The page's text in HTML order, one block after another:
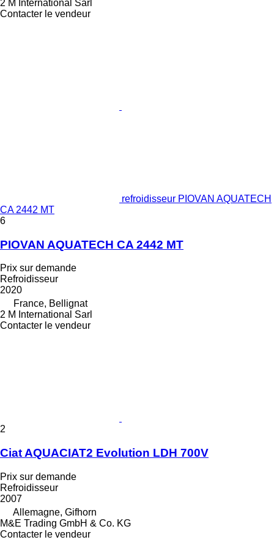
2 M International Sarl
Contacter le vendeur
refroidisseur PIOVAN AQUATECH
CA 2442 MT
6
PIOVAN AQUATECH CA 2442 MT
Prix sur demande
Refroidisseur
2020
France, Bellignat
2 M International Sarl
Contacter le vendeur
2
Ciat AQUACIAT2 Evolution LDH 700V
Prix sur demande
Refroidisseur
2007
Allemagne, Gifhorn
M&E Trading GmbH & Co. KG
Contacter le vendeur